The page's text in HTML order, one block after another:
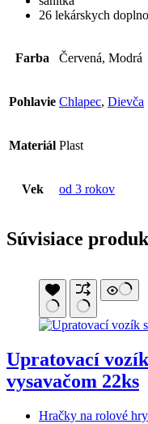
26 lekárskych
Farba Červená, Modrá
Pohlavie Chlapec, Dievča
Materiál Plast
Vek od 3 rokov
Súvisiace
Upratovací
vysavačom 22ks
Hračky na rolové hry